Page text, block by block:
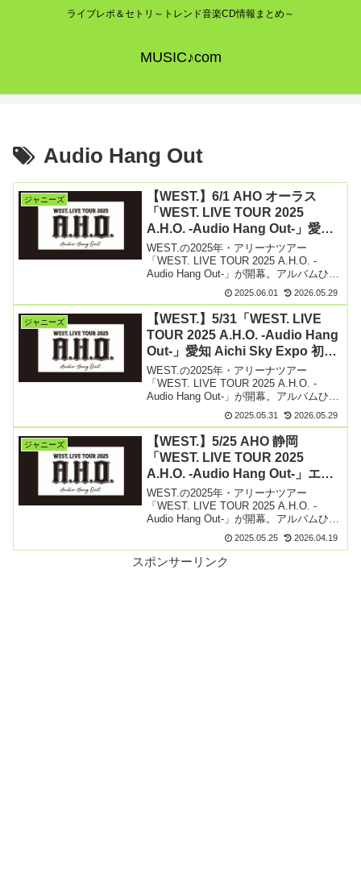
ライブレポ＆セトリ～トレンド音楽CD情報まとめ～
MUSIC♪com
Audio Hang Out
ジャニーズ
【WEST.】6/1 AHO オーラス
「WEST. LIVE TOUR 2025
A.H.O. -Audio Hang Out-」愛知
Aichi Sky Expo 2日目 セトリ＆
レポ まとめ
WEST.の2025年・アリーナツアー
「WEST. LIVE TOUR 2025 A.H.O. -
Audio Hang Out-」が開幕。アルバムひっ
さげ3月より香川を皮切りに6月愛知県ま
で、全国9都市で28公演開催します。
6/1（日）愛知【続きを読む】
2025.06.01 2026.05.29
ジャニーズ
【WEST.】5/31「WEST. LIVE
TOUR 2025 A.H.O. -Audio Hang
Out-」愛知 Aichi Sky Expo 初日
セトリ＆レポ まとめ
WEST.の2025年・アリーナツアー
「WEST. LIVE TOUR 2025 A.H.O. -
Audio Hang Out-」が開幕。アルバムひっ
さげ3月より香川を皮切りに6月愛知県ま
で、全国9都市で28公演開催します。
5/31（土）愛【続きを読む】
2025.05.31 2026.05.29
ジャニーズ
【WEST.】5/25 AHO 静岡
「WEST. LIVE TOUR 2025
A.H.O. -Audio Hang Out-」エコ
パアリーナ 2日目 セトリ＆レポ
まとめ
WEST.の2025年・アリーナツアー
「WEST. LIVE TOUR 2025 A.H.O. -
Audio Hang Out-」が開幕。アルバムひっ
さげ3月より香川を皮切りに6月愛知県ま
で、全国9都市で28公演開催します。
5/25（日） 【続きを読む】
2025.05.25 2026.04.19
スポンサーリンク